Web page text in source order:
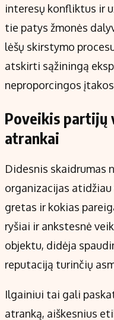
interesų konfliktus ir
tie patys žmonės
lėšų skirstymo
atskirti sąžiningą
neproporcingos
Poveikis partijų
atrankai
Didesnis skaidrumas
organizacijas
gretas ir kokias
ryšiai ir ankstesnė
objektu, didėja
reputaciją turinčių
Ilgainiui tai gali
atranką, aiškesnius